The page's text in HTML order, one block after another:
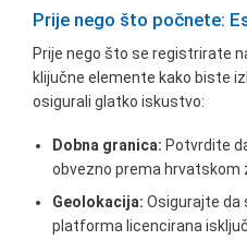
Prije nego što počnete:
Prije nego što se registrirate
klijučne elemente kako biste
osigurali glatko iskustvo:
Dobna granica: Potvrdite
obvezno prema hrvatskom
Geolokacija: Osigurajte da
platforma licencirana